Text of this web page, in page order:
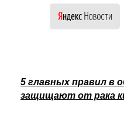
5 главных правил в
защищают от рака